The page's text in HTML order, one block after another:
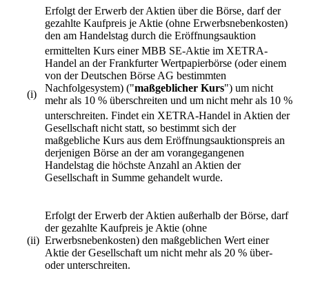
(i)
Erfolgt der Erwerb der Aktien über die Börse, darf der
gezahlte Kaufpreis je Aktie (ohne Erwerbsnebenkosten)
den am Handelstag durch die Eröffnungsauktion
ermittelten Kurs einer MBB SE-Aktie im XETRA-
Handel an der Frankfurter Wertpapierbörse (oder einem
von der Deutschen Börse AG bestimmten
Nachfolgesystem) ("maßgeblicher Kurs") um nicht
mehr als 10 % überschreiten und um nicht mehr als 10 %
unterschreiten. Findet ein XETRA-Handel in Aktien der
Gesellschaft nicht statt, so bestimmt sich der
maßgebliche Kurs aus dem Eröffnungsauktionspreis an
derjenigen Börse an der am vorangegangenen
Handelstag die höchste Anzahl an Aktien der
Gesellschaft in Summe gehandelt wurde.
(ii)
Erfolgt der Erwerb der Aktien außerhalb der Börse, darf
der gezahlte Kaufpreis je Aktie (ohne
Erwerbsnebenkosten) den maßgeblichen Wert einer
Aktie der Gesellschaft um nicht mehr als 20 % über-
oder unterschreiten.